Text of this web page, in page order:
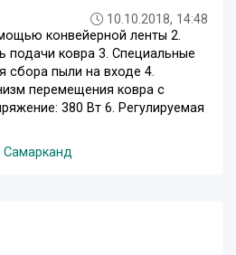
10.10.2018, 14:48
конвейерной ленты 2.
подачи ковра 3. Специальные
сбора пыли на входе 4.
перемещения ковра с
380 Вт 6. Регулируемая
Самарканд